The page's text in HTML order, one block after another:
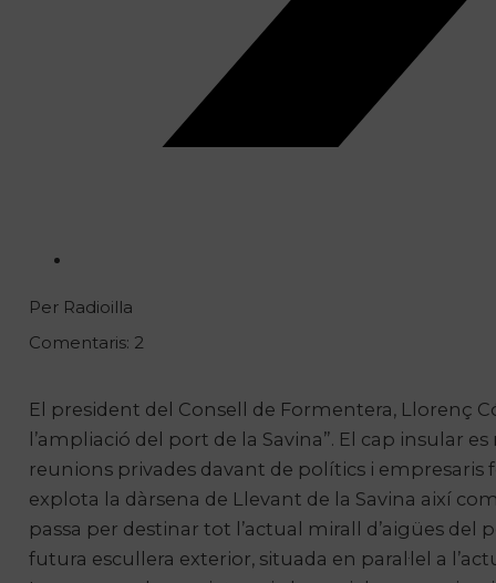
Per Radioilla
Comentaris: 2
El president del Consell de Formentera, Llorenç
l’ampliació del port de la Savina”. El cap insular
reunions privades davant de polítics i empresaris
explota la dàrsena de Llevant de la Savina així
passa per destinar tot l’actual mirall d’aigües del
futura escullera exterior, situada en paral·lel a